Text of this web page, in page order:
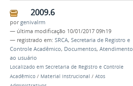
2009.6
porgenivalrm
— última modificação 10/01/2017 09h19
— registrado em: SRCA, Secretaria de Registro e
Controle Acadêmico, Documentos, Atendimento
ao usuário
Localizado em Secretaria de Registro e Controle
Acadêmico / Material instrucional / Atos